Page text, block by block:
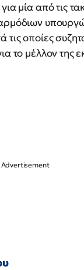
μία από τις
οποίες
το μέλλον της